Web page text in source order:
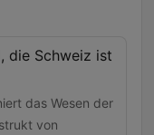
die Schweiz ist
das Wesen der
von